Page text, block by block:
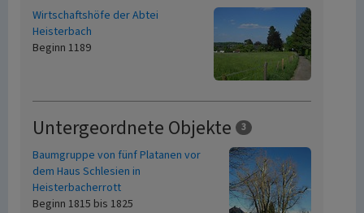
Wirtschaftshöfe der Abtei
Heisterbach
Beginn 1189
Untergeordnete Objekte 3
Baumgruppe von fünf Platanen vor
dem Haus Schlesien in
Heisterbacherrott
Beginn 1815 bis 1825